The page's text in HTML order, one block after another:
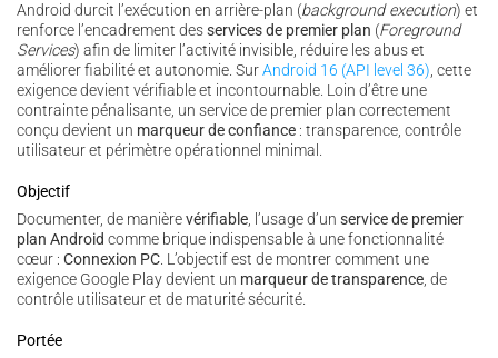
Android durcit l’exécution en arrière-plan (background execution) et
renforce l’encadrement desservices de premier plan (Foreground
Services) afin de limiter l’activité invisible, réduire les abus et
améliorer fiabilité et autonomie. SurAndroid 16 (API level 36), cette
exigence devient vérifiable et incontournable. Loin d’être une
contrainte pénalisante, un service de premier plan correctement
conçu devient un marqueur de confiance : transparence, contrôle
utilisateur et périmètre opérationnel minimal.
Objectif
Documenter, de manièrevérifiable, l’usage d’un service de premier
plan Android comme brique indispensable à une fonctionnalité
cœur : Connexion PC. L’objectif est de montrer comment une
exigence Google Play devient un marqueur de transparence, de
contrôle utilisateur et de maturité sécurité.
Portée